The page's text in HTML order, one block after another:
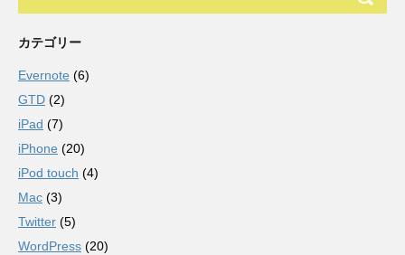
カテゴリー
Evernote (6)
GTD (2)
iPad (7)
iPhone (20)
iPod touch (4)
Mac (3)
Twitter (5)
WordPress (20)